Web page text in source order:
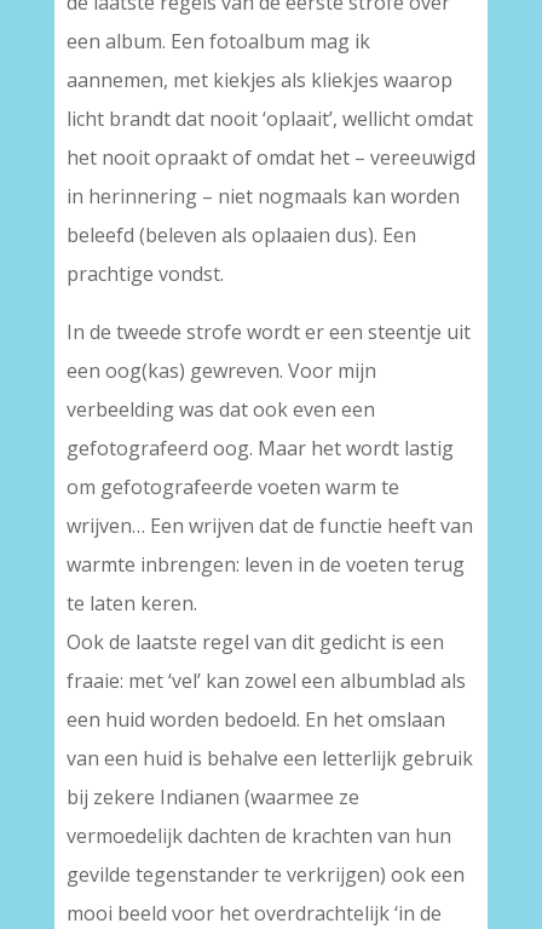
een album. Een fotoalbum mag ik
aannemen, met kiekjes als kliekjes waarop
licht brandt dat nooit ‘oplaait’, wellicht omdat
het nooit opraakt of omdat het – vereeuwigd
in herinnering – niet nogmaals kan worden
beleefd (beleven als oplaaien dus). Een
prachtige vondst.
In de tweede strofe wordt er een steentje uit
een oog(kas) gewreven. Voor mijn
verbeelding was dat ook even een
gefotografeerd oog. Maar het wordt lastig
om gefotografeerde voeten warm te
wrijven… Een wrijven dat de functie heeft van
warmte inbrengen: leven in de voeten terug
te laten keren.
Ook de laatste regel van dit gedicht is een
fraaie: met ‘vel’ kan zowel een albumblad als
een huid worden bedoeld. En het omslaan
van een huid is behalve een letterlijk gebruik
bij zekere Indianen (waarmee ze
vermoedelijk dachten de krachten van hun
gevilde tegenstander te verkrijgen) ook een
mooi beeld voor het overdrachtelijk ‘in de